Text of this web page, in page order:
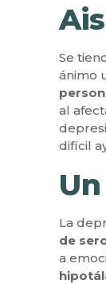
Se
ánimo
al
difícil
La
de
a